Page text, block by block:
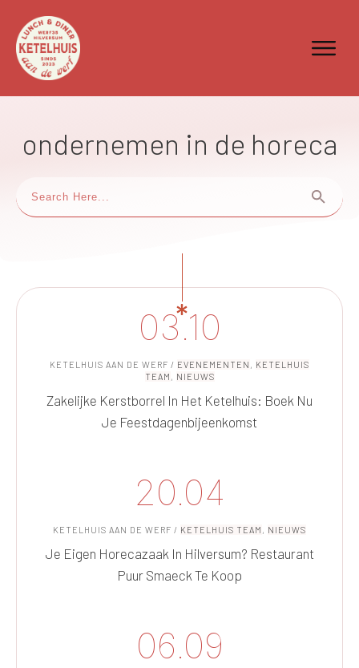
ondernemen in de horeca
03.10
KETELHUIS AAN DE WERF / EVENEMENTEN , KETELHUIS
TEAM , NIEUWS
Zakelijke Kerstborrel In Het Ketelhuis: Boek Nu
Je Feestdagenbijeenkomst
20.04
KETELHUIS AAN DE WERF / KETELHUIS TEAM , NIEUWS
Je Eigen Horecazaak In Hilversum? Restaurant
Puur Smaeck Te Koop
06.09